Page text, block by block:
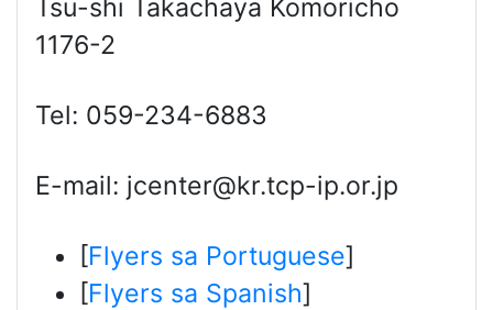
Tsu-shi Takachaya Komoricho
1176-2
Tel: 059-234-6883
E-mail: jcenter@kr.tcp-ip.or.jp
[Flyers sa Portuguese]
[Flyers sa Spanish]